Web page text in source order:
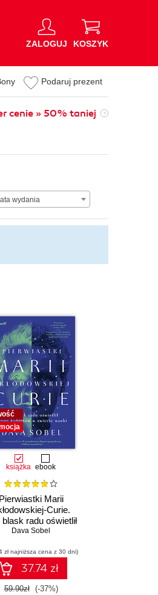
ZALOGUJ KOSZYK
Podaruj prezent
cenie » 50% taniej
wydania
wydania
książka ebook
Pierwiastki Marii
Curie.
radu oświetlił
drogę kobietom w
Dava Sobel
zł najniższa cena z 30 dni)
37.74 zł
59.90zł (-37%)